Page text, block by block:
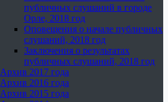
публичных слушаний в городе
Орле, 2018 год
Оповещения о начале публичных
слушаний, 2018 год
Заключения о результатах
публичных слушаний, 2018 год
Архив 2017 года
Архив 2016 года
Архив 2015 года